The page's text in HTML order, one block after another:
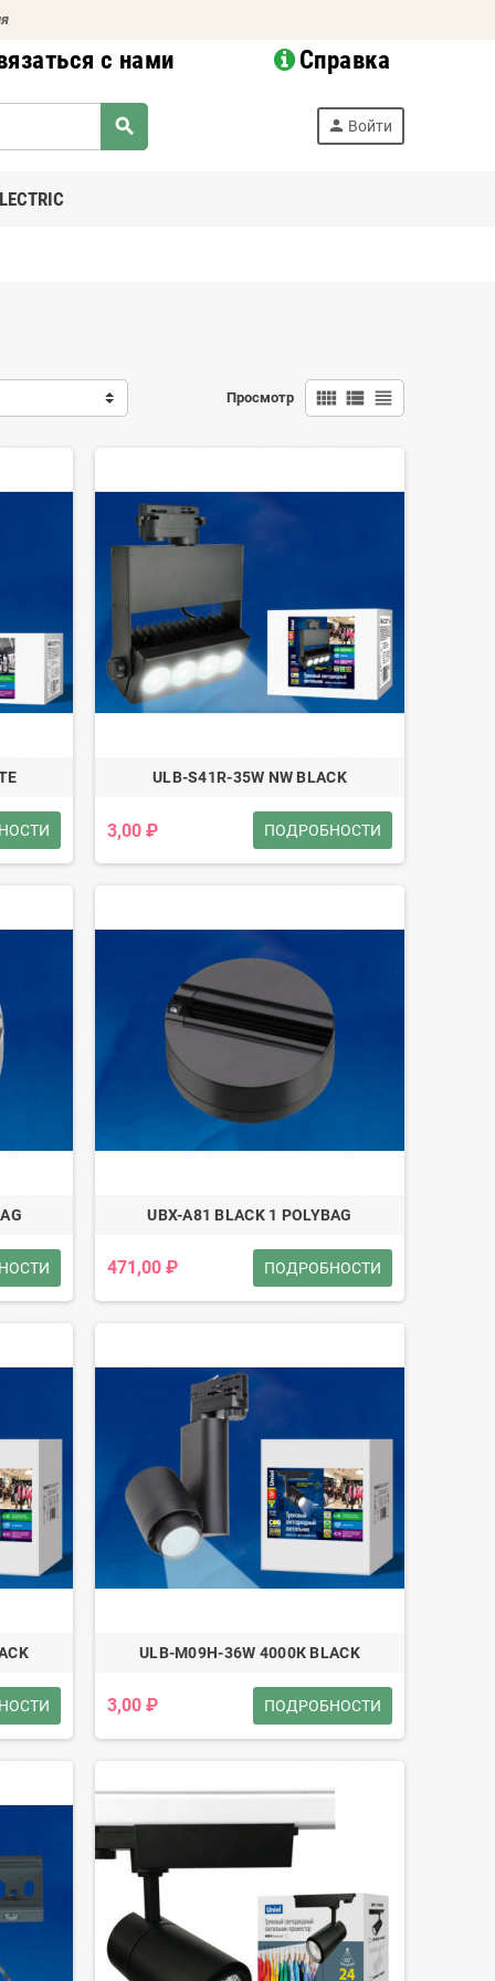
с нами Справка
search person Войти
Просмотр view_comfy view_list view_headline
ULB-S41R-35W NW BLACK
3,00 ₽ ПОДРОБНОСТИ
UBX-A81 BLACK 1 POLYBAG
471,00 ₽ ПОДРОБНОСТИ
ULB-M09H-36W 4000К BLACK
3,00 ₽ ПОДРОБНОСТИ